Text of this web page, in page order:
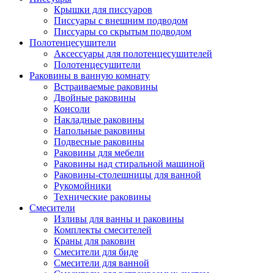
Крышки для писсуаров
Писсуары с внешним подводом
Писсуары со скрытым подводом
Полотенцесушители
Аксессуары для полотенцесушителей
Полотенцесушители
Раковины в ванную комнату
Встраиваемые раковины
Двойные раковины
Консоли
Накладные раковины
Напольные раковины
Подвесные раковины
Раковины для мебели
Раковины над стиральной машиной
Раковины-столешницы для ванной
Рукомойники
Технические раковины
Смесители
Изливы для ванны и раковины
Комплекты смесителей
Краны для раковин
Смесители для биде
Смесители для ванной